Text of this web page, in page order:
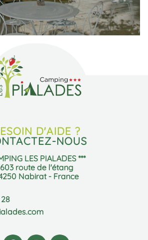
D'AIDE ?
NOUS
LES PIALADES ***
603 route de l'étang
Nabirat - France